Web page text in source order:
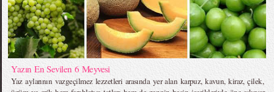
Yazın En Sevilen 6 Meyvesi
Yaz aylarının vazgeçilmez lezzetleri arasında yer alan karpuz, kavun, kiraz, çilek,